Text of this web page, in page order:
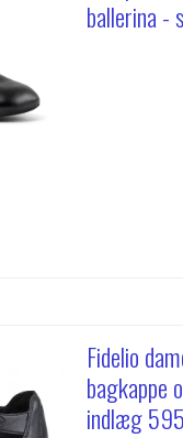
ballerina -
Fidelio
bagkappe
indlæg